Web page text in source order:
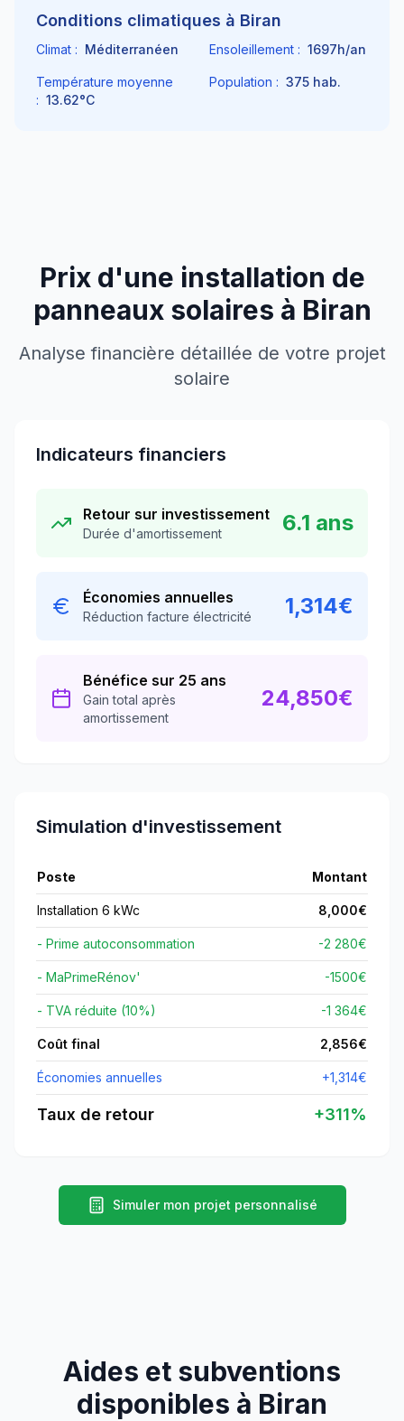
Conditions climatiques à Biran
Climat : Méditerranéen Ensoleillement : 1697h/an
Température moyenne
: 13.62°C
Population : 375 hab.
Prix d'une installation de
panneaux solaires à Biran
Analyse financière détaillée de votre projet
solaire
Indicateurs financiers
Retour sur investissement
Durée d'amortissement 6.1 ans
Économies annuelles
Réduction facture électricité 1,314€
Bénéfice sur 25 ans
Gain total après
amortissement
24,850€
Simulation d'investissement
Poste Montant
Installation 6 kWc 8,000€
- Prime autoconsommation -2 280€
- MaPrimeRénov' -1500€
- TVA réduite (10%) -1 364€
Coût final 2,856€
Économies annuelles +1,314€
Taux de retour +311%
Simuler mon projet personnalisé
Aides et subventions
disponibles à Biran